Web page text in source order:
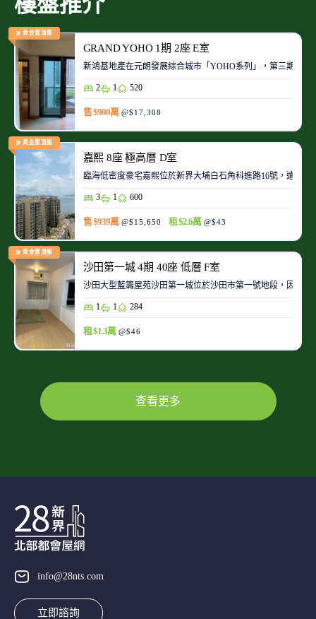
黃金置頂盤
GRAND YOHO 1期 2座 E室
2 1 520
售 $900萬 @$17,308
黃金置頂盤
嘉熙 8座 極高層 D室
臨海低密度豪宅嘉熙位於新界大埔白石角科進路16號，遠離
3 1 600
售 $939萬 @$15,650 租 $2.6萬 @$43
黃金置頂盤
沙田第一城 4期 40座 低層 F室
沙田大型藍籌屋苑沙田第一城位於沙田市第一號地段，因此
1 1 284
租 $1.3萬 @$46
查看更多
info@28nts.com
立即諮詢